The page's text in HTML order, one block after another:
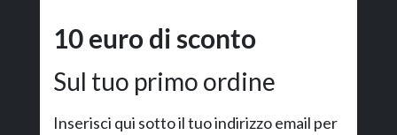
10 euro di sconto
Sul tuo primo ordine
Inserisci qui sotto il tuo indirizzo email per